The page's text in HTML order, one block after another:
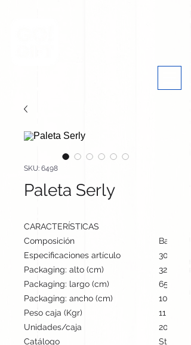
SKU: 6498
Paleta Serly
CARACTERÍSTICAS
Composición
Bambú
Especificaciones artículo
30 cm /
Packaging: alto (cm)
32
Packaging: largo (cm)
65.5
Packaging: ancho (cm)
10.5
Peso caja (Kgr)
11
Unidades/caja
200
Catálogo
Stock